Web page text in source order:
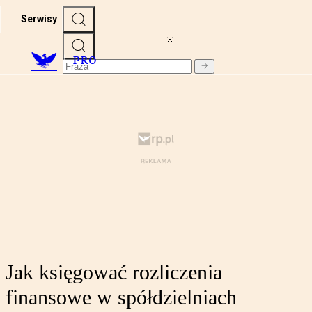
Serwisy
PRO
Jak księgować rozliczenia
finansowe w spółdzielniach